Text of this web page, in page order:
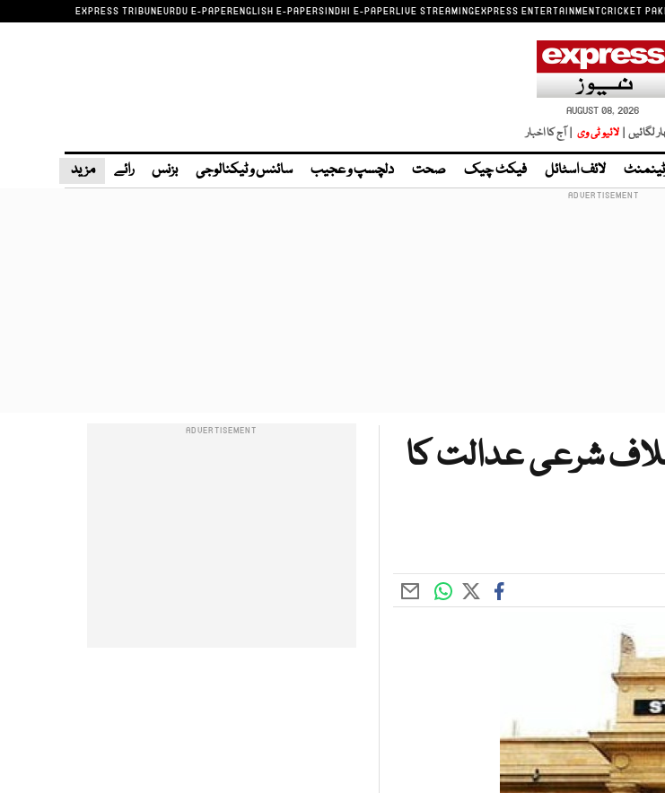
EXPRESS TRIBUNEURDU E-PAPERENGLISH E-PAPERSINDHI E-PAPERLIVE STREAMINGEXPRESS ENTERTAINMENTCRICKET
AUGUST 08, 2026
لگائیں | لائیو ٹی وی | آج کا اخبار
لائف اسٹائل فیکٹ چیک صحت دلچسپ و عجیب سائنس و ٹیکنالوجی بزنس رائے مزید
شرعی عدالت کا